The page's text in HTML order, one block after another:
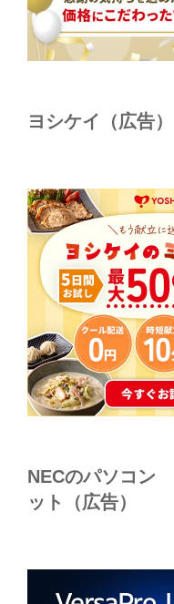
ヨシケイ（広告）
NECのパソコン
ット（広告）